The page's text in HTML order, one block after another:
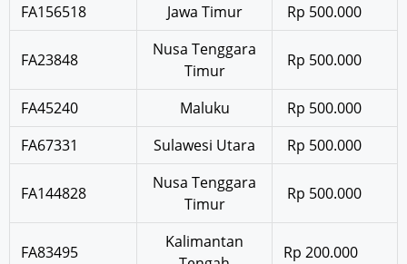
FA156518
Jawa Timur Rp 500.000
FA23848
Nusa Tenggara
Timur
Rp 500.000
FA45240 Maluku
Rp 500.000
FA67331
Sulawesi Utara Rp 500.000
FA144828
Nusa Tenggara
Timur
Rp 500.000
FA83495
Kalimantan
Rp 200.000